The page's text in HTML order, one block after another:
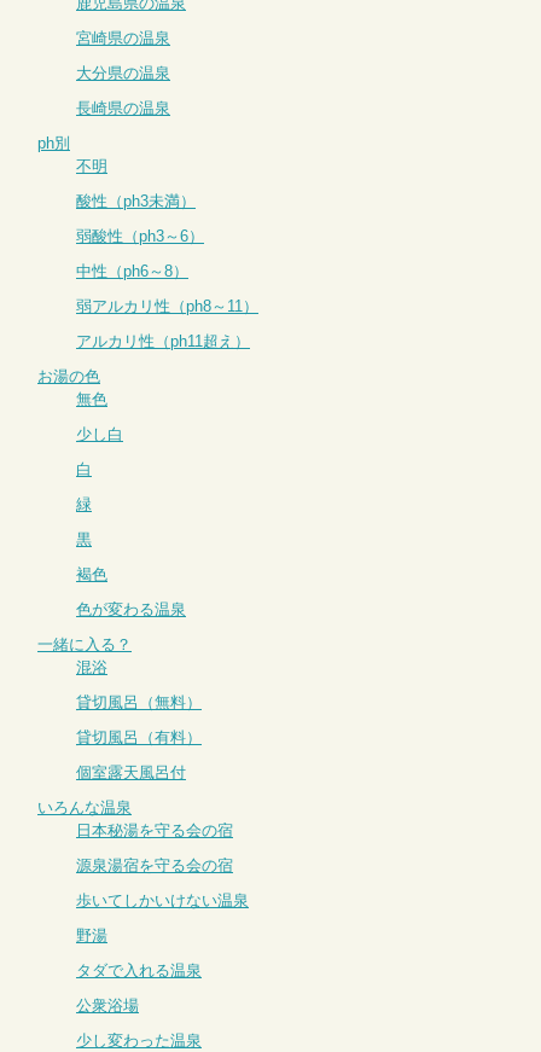
宮崎県の温泉
大分県の温泉
長崎県の温泉
ph別
不明
酸性（ph3未満）
弱酸性（ph3～6）
中性（ph6～8）
弱アルカリ性（ph8～11）
アルカリ性（ph11超え）
お湯の色
無色
少し白
白
緑
黒
褐色
色が変わる温泉
一緒に入る？
混浴
貸切風呂（無料）
貸切風呂（有料）
個室露天風呂付
いろんな温泉
日本秘湯を守る会の宿
源泉湯宿を守る会の宿
歩いてしかいけない温泉
野湯
タダで入れる温泉
公衆浴場
少し変わった温泉